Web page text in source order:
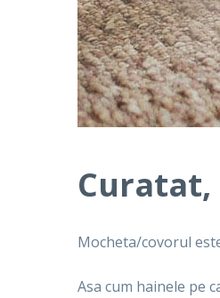
Mocheta/covorul
Asa cum hainele pe